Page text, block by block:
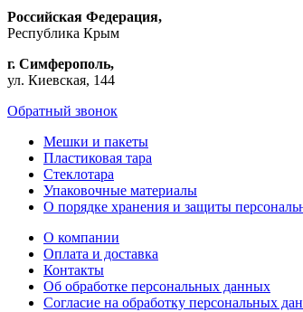
Российская Федерация,
Республика Крым
г. Симферополь,
ул. Киевская, 144
Обратный звонок
Мешки и пакеты
Пластиковая тара
Стеклотара
Упаковочные материалы
О порядке хранения и защиты
О компании
Оплата и доставка
Контакты
Об обработке персональных данных
Согласие на обработку персональных